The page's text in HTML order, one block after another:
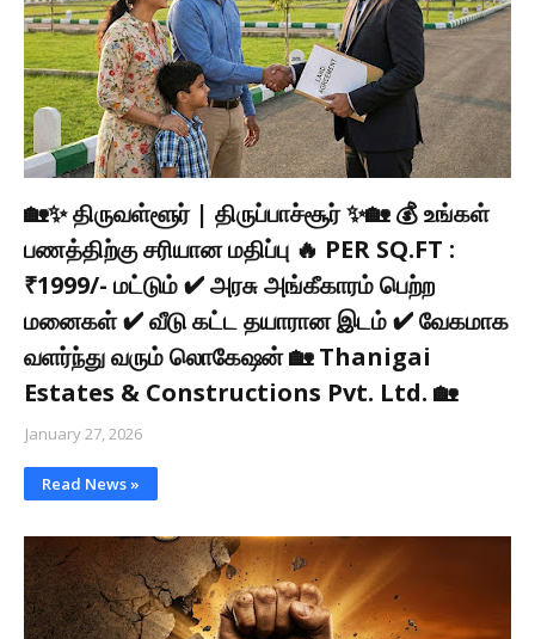
🏡✨ திருவள்ளூர் | திருப்பாச்சூர் ✨🏡 💰 உங்கள்
பணத்திற்கு சரியான மதிப்பு 🔥 PER SQ.FT :
₹1999/- மட்டும் ✔ அரசு அங்கீகாரம் பெற்ற
மனைகள் ✔ வீடு கட்ட தயாரான இடம் ✔ வேகமாக
வளர்ந்து வரும் லொகேஷன் 🏡 Thanigai
Estates & Constructions Pvt. Ltd. 🏡
January 27, 2026
Read News »